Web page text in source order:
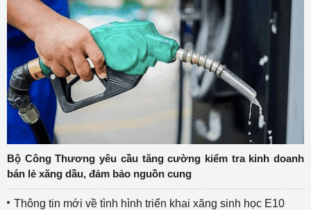
Bộ Công Thương yêu cầu tăng cường kiểm tra kinh doanh
bán lẻ xăng dầu, đảm bảo nguồn cung
Thông tin mới về tình hình triển khai xăng sinh học E10